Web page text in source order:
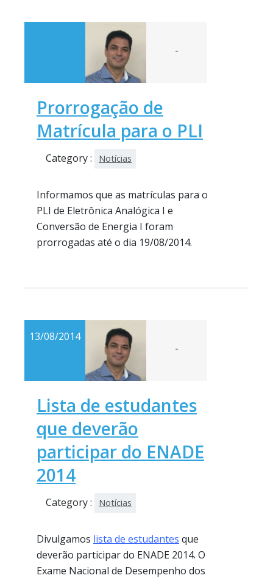
-
Prorrogação de
Matrícula para o PLI
Category : Notícias
Informamos que as matrículas para o
PLI de Eletrônica Analógica I e
Conversão de Energia I foram
prorrogadas até o dia 19/08/2014.
13/08/2014
-
Lista de estudantes
que deverão
participar do ENADE
2014
Category : Notícias
Divulgamos lista de estudantes que
deverão participar do ENADE 2014. O
Exame Nacional de Desempenho dos